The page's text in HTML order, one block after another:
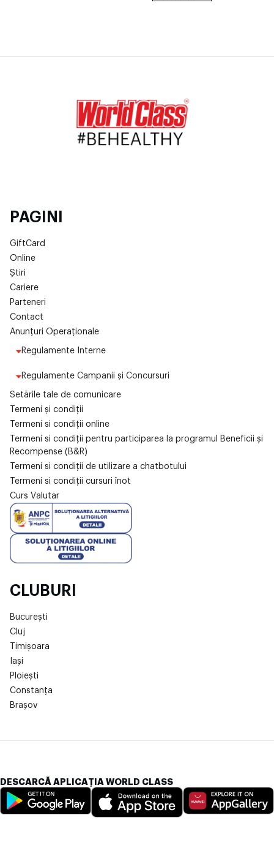
PAGINI
GiftCard
Online
Știri
Cariere
Parteneri
Contact
Anunțuri Operaționale
Regulamente Interne
Regulamente Campanii și Concursuri
Setările tale de comunicare
Termeni și condiții
Termeni si condiții online
Termeni si condiții pentru participarea la programul Beneficii și
Recompense (B&R)
Termeni si condiții de utilizare a chatbotului
Termeni si condiții cursuri înot
Curs Valutar
CLUBURI
București
Cluj
Timișoara
Iași
Ploiești
Constanța
Brașov
DESCARCĂ APLICAȚIA WORLD CLASS